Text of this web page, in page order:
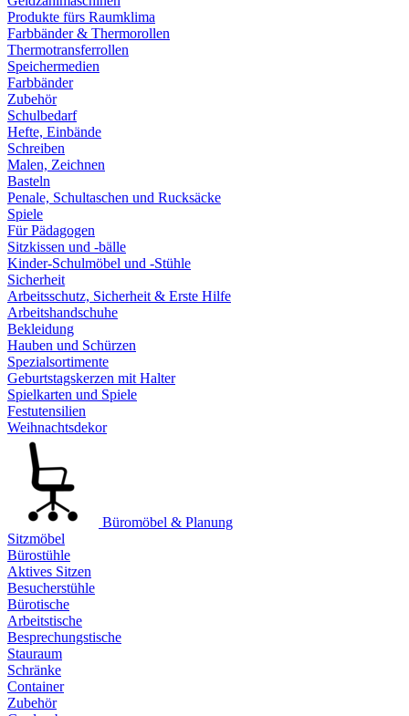
Produkte fürs Raumklima
Farbbänder & Thermorollen
Thermotransferrollen
Speichermedien
Farbbänder
Zubehör
Schulbedarf
Hefte, Einbände
Schreiben
Malen, Zeichnen
Basteln
Penale, Schultaschen und Rucksäcke
Spiele
Für Pädagogen
Sitzkissen und -bälle
Kinder-Schulmöbel und -Stühle
Sicherheit
Arbeitsschutz, Sicherheit & Erste Hilfe
Arbeitshandschuhe
Bekleidung
Hauben und Schürzen
Spezialsortimente
Geburtstagskerzen mit Halter
Spielkarten und Spiele
Festutensilien
Weihnachtsdekor
Büromöbel & Planung
Sitzmöbel
Bürostühle
Aktives Sitzen
Besucherstühle
Bürotische
Arbeitstische
Besprechungstische
Stauraum
Schränke
Container
Zubehör